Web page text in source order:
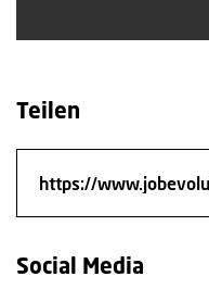
Teilen
Social Media